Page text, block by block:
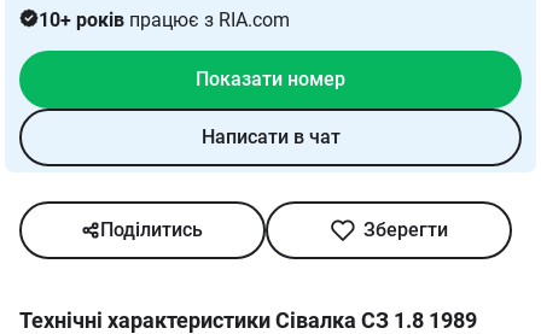
10+ років працює з RIA.com
Показати номер
Написати в чат
Поділитись Зберегти
Технічні характеристикиСівалка СЗ 1.8 1989